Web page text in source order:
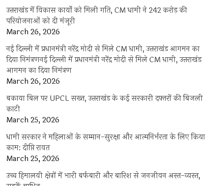
उत्तराखंड में विकास कार्यों को मिली गति, CM धामी ने 242 करोड़ की
परियोजनाओं को दी मंजूरी
March 26, 2026
नई दिल्ली में प्रधानमंत्री नरेंद्र मोदी से मिले CM धामी, उत्तराखंड आगमन का
दिया निमंत्रणनई दिल्ली में प्रधानमंत्री नरेंद्र मोदी से मिले CM धामी, उत्तराखंड
आगमन का दिया निमंत्रण
March 26, 2026
बकाया बिल पर UPCL सख्त, उत्तराखंड के कई सरकारी दफ्तरों की बिजली
काटी
March 25, 2026
धामी सरकार ने महिलाओं के सम्मान-सुरक्षा और आत्मनिर्भरता के लिए किया
काम: दीप्ति रावत
March 25, 2026
उच्च हिमालयी क्षेत्रों में भारी बर्फबारी और बारिश से जनजीवन अस्त-व्यस्त,